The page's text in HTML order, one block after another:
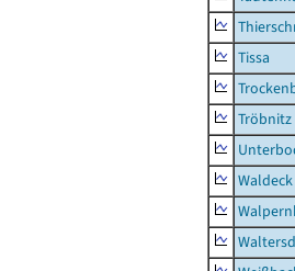
Tissa
Tröbnitz
Waldeck